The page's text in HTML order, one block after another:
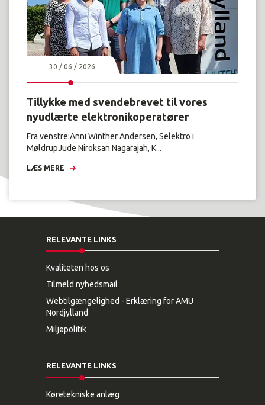
30 / 06 / 2026
Tillykke med svendebrevet til vores
nyudlærte elektronikoperatører
Fra venstre:Anni Winther Andersen, Selektro i
MøldrupJude Niroksan Nagarajah, K...
LÆS MERE
RELEVANTE LINKS
Kvaliteten hos os
Tilmeld nyhedsmail
Webtilgængelighed - Erklæring for AMU
Nordjylland
Miljøpolitik
RELEVANTE LINKS
Køretekniske anlæg